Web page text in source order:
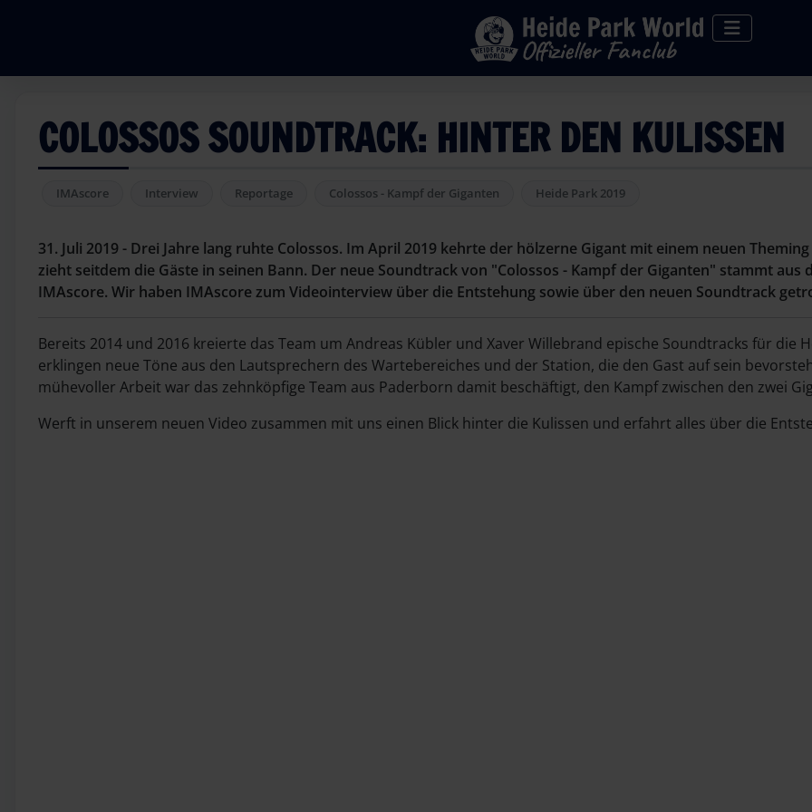
COLOSSOS SOUNDTRACK: HINTER DEN KULISSEN
IMAscore Interview Reportage Colossos - Kampf der Giganten Heide Park 2019
31. Juli 2019 - Drei Jahre lang ruhte Colossos. Im April 2019 kehrte der hölzerne Gigant mit einem neuen
zieht seitdem die Gäste in seinen Bann. Der neue Soundtrack von "Colossos - Kampf der Giganten" stammt
IMAscore. Wir haben IMAscore zum Videointerview über die Entstehung sowie über den neuen Soundtrack
Bereits 2014 und 2016 kreierte das Team um Andreas Kübler und Xaver Willebrand epische Soundtracks für die
erklingen neue Töne aus den Lautsprechern des Wartebereiches und der Station, die den Gast auf sein
mühevoller Arbeit war das zehnköpfige Team aus Paderborn damit beschäftigt, den Kampf zwischen den zwei
Werft in unserem neuen Video zusammen mit uns einen Blick hinter die Kulissen und erfahrt alles über die